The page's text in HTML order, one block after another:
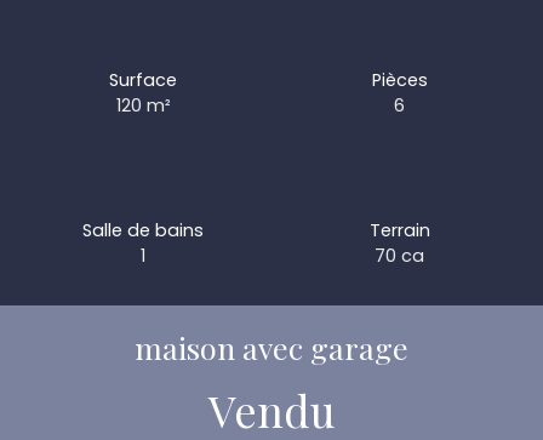
Surface
120 m²
Pièces
6
Salle de bains
1
Terrain
70 ca
maison avec garage
Vendu